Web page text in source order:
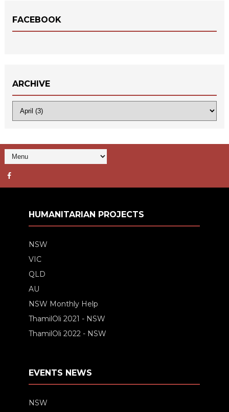
FACEBOOK
ARCHIVE
HUMANITARIAN PROJECTS
NSW
VIC
QLD
AU
NSW Monthly Help
ThamilOli 2021 - NSW
ThamilOli 2022 - NSW
EVENTS NEWS
NSW